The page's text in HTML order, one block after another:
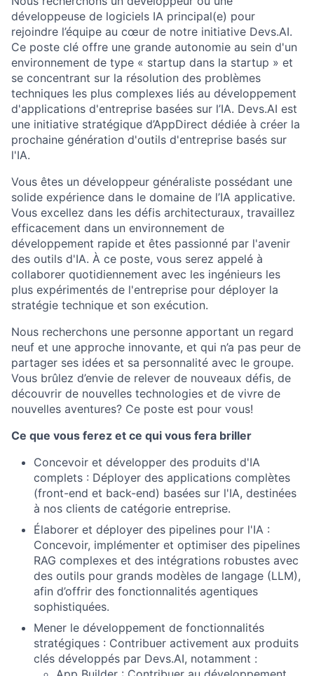
développeuse de logiciels IA principal(e) pour
rejoindre l’équipe au cœur de notre initiative Devs.AI.
Ce poste clé offre une grande autonomie au sein d'un
environnement de type « startup dans la startup » et
se concentrant sur la résolution des problèmes
techniques les plus complexes liés au développement
d'applications d'entreprise basées sur l’IA. Devs.AI est
une initiative stratégique d’AppDirect dédiée à créer la
prochaine génération d'outils d'entreprise basés sur
l'IA.
Vous êtes un développeur généraliste possédant une
solide expérience dans le domaine de l’IA applicative.
Vous excellez dans les défis architecturaux, travaillez
efficacement dans un environnement de
développement rapide et êtes passionné par l'avenir
des outils d'IA. À ce poste, vous serez appelé à
collaborer quotidiennement avec les ingénieurs les
plus expérimentés de l'entreprise pour déployer la
stratégie technique et son exécution.
Nous recherchons une personne apportant un regard
neuf et une approche innovante, et qui n’a pas peur de
partager ses idées et sa personnalité avec le groupe.
Vous brûlez d’envie de relever de nouveaux défis, de
découvrir de nouvelles technologies et de vivre de
nouvelles aventures? Ce poste est pour vous!
Ce que vous ferez et ce qui vous fera briller
Concevoir et développer des produits d'IA
complets : Déployer des applications complètes
(front-end et back-end) basées sur l'IA, destinées
à nos clients de catégorie entreprise.
Élaborer et déployer des pipelines pour l'IA :
Concevoir, implémenter et optimiser des pipelines
RAG complexes et des intégrations robustes avec
des outils pour grands modèles de langage (LLM),
afin d’offrir des fonctionnalités agentiques
sophistiquées.
Mener le développement de fonctionnalités
stratégiques : Contribuer activement aux produits
clés développés par Devs.AI, notamment :